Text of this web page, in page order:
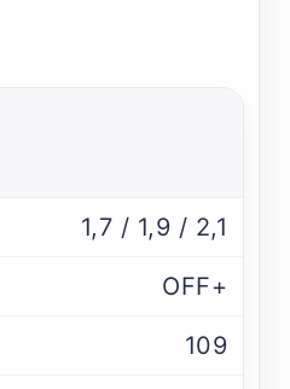
1,7 / 1,9 / 2,1
OFF+
109